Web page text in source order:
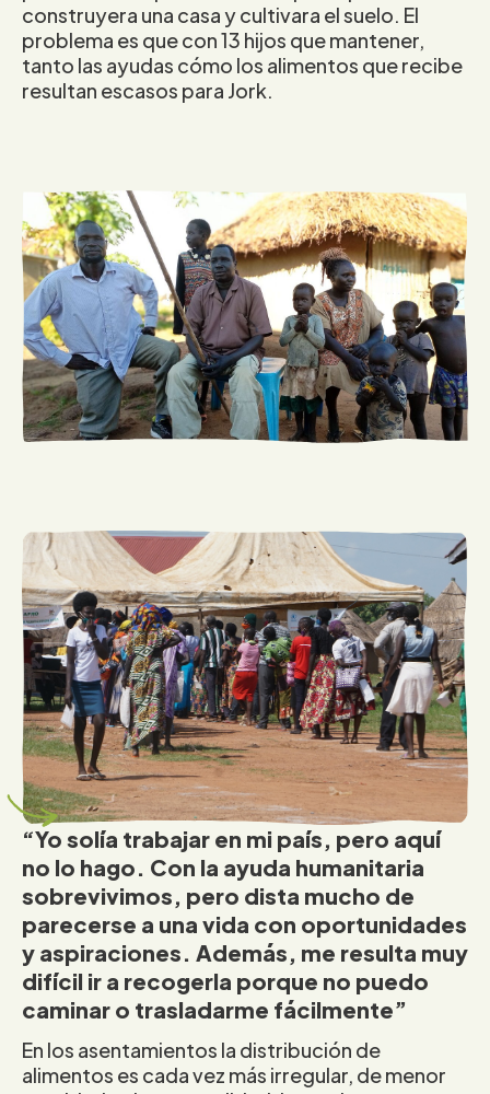
construyera una casa y cultivara el suelo. El
problema es que con 13 hijos que mantener,
tanto las ayudas cómo los alimentos que recibe
resultan escasos para Jork.
“Yo solía trabajar en mi país, pero aquí
no lo hago. Con la ayuda humanitaria
sobrevivimos, pero dista mucho de
parecerse a una vida con oportunidades
y aspiraciones. Además, me resulta muy
difícil ir a recogerla porque no puedo
caminar o trasladarme fácilmente”
En los asentamientos la distribución de
alimentos es cada vez más irregular, de menor